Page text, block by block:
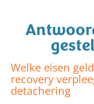
Welke eisen
recovery
detachering